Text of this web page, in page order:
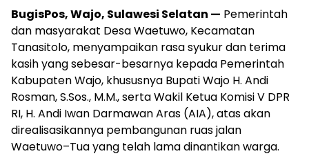
BugisPos, Wajo, Sulawesi Selatan — Pemerintah
dan masyarakat Desa Waetuwo, Kecamatan
Tanasitolo, menyampaikan rasa syukur dan terima
kasih yang sebesar-besarnya kepada Pemerintah
Kabupaten Wajo, khususnya Bupati Wajo H. Andi
Rosman, S.Sos., M.M., serta Wakil Ketua Komisi V DPR
RI, H. Andi Iwan Darmawan Aras (AIA), atas akan
direalisasikannya pembangunan ruas jalan
Waetuwo–Tua yang telah lama dinantikan warga.